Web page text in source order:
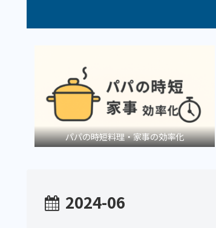
パパの時短料理・家事の効率化
2024-06